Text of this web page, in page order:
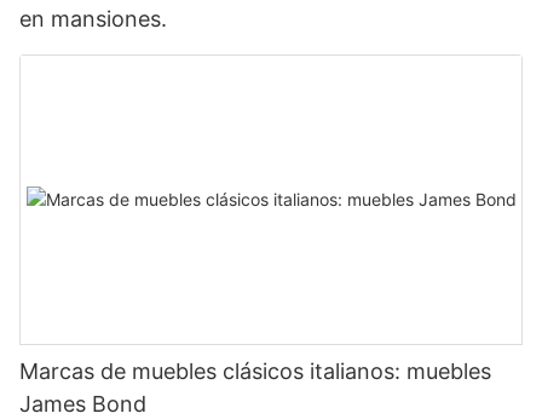
en mansiones.
Marcas de muebles clásicos italianos: muebles
James Bond